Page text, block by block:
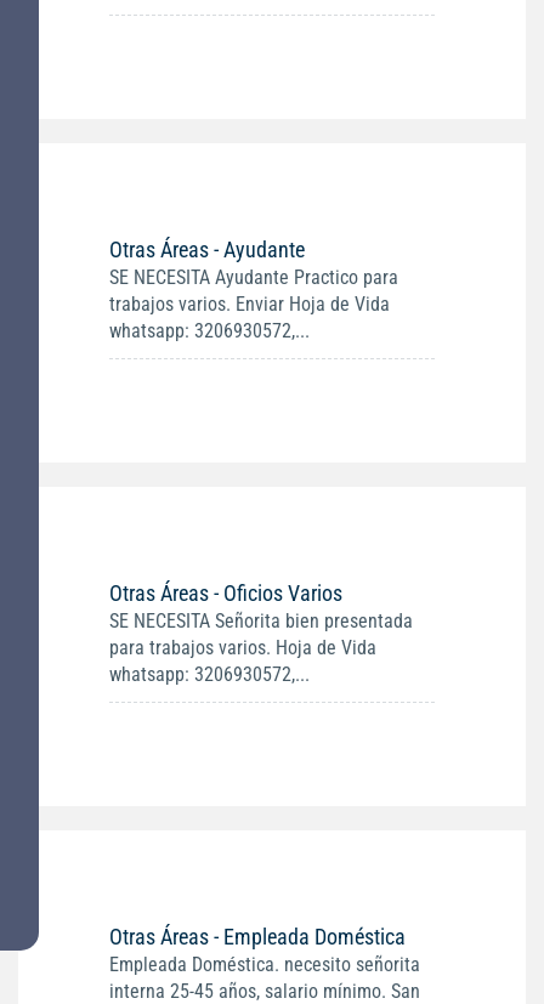
Otras Áreas - Ayudante
SE NECESITA Ayudante Practico para
trabajos varios. Enviar Hoja de Vida
whatsapp: 3206930572,...
Otras Áreas - Oficios Varios
SE NECESITA Señorita bien presentada
para trabajos varios. Hoja de Vida
whatsapp: 3206930572,...
Otras Áreas - Empleada Doméstica
Empleada Doméstica. necesito señorita
interna 25-45 años, salario mínimo. San